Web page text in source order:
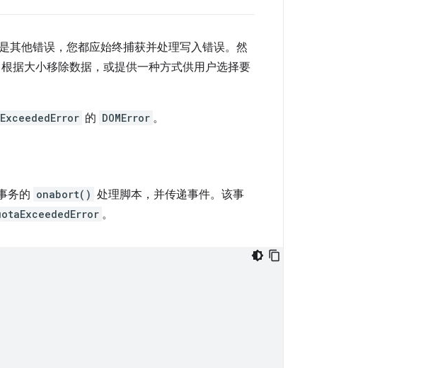
其他错误，您都应始终捕获并处理写入错误。然
据大小移除数据，或提供一种方式供用户选择要
的 DOMError 。
务的 onabort() 处理脚本，并传递事件。该事
。